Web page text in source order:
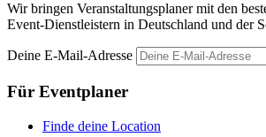
Wir bringen Veranstaltungsplaner mit den
Event-Dienstleistern in Deutschland und der
Deine E-Mail-Adresse
Für Eventplaner
Finde deine Location